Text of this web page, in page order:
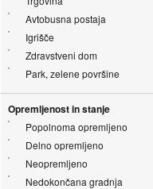
Avtobusna postaja
Igrišče
Zdravstveni dom
Park, zelene površine
Opremljenost in stanje
Popolnoma opremljeno
Delno opremljeno
Neopremljeno
Nedokončana gradnja